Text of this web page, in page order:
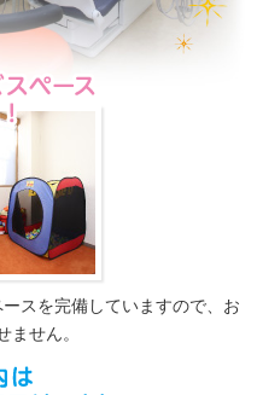
スを完備していますので、お
ません。